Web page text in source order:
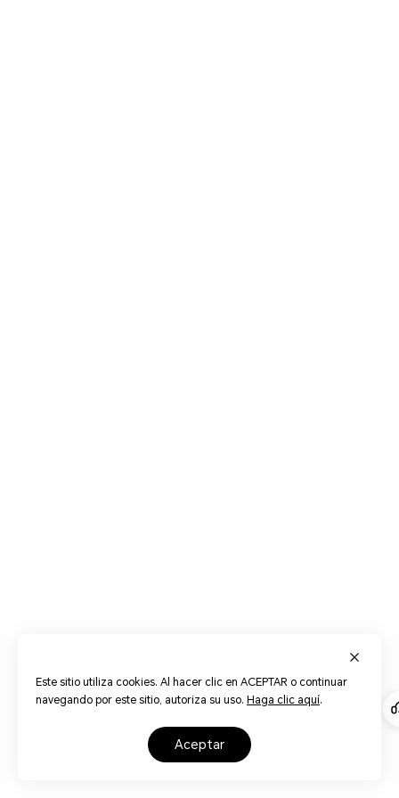
Este sitio utiliza cookies. Al hacer clic en ACEPTAR o continuar
navegando por este sitio, autoriza su uso. Haga clic aquí.
aceptar